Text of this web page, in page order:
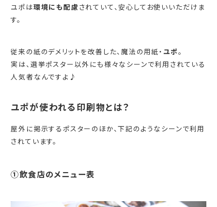
ユポは環境にも配慮 されていて、安心してお使いいただけま
す。
従来の紙のデメリットを改善した、魔法の用紙・ ユポ。
実は、選挙ポスター以外にも様々なシーンで利用されている
人気者なんですよ♪
ユポが使われる印刷物とは？
屋外に掲示するポスターのほか、下記のようなシーンで利用
されています。
①飲食店のメニュー表